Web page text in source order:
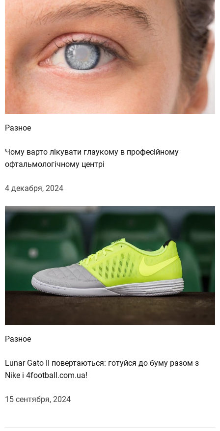
Разное
Чому варто лікувати глаукому в професійному
офтальмологічному центрі
4 декабря, 2024
Разное
Lunar Gato II повертаються: готуйся до буму разом з
Nike і 4football.com.ua!
15 сентября, 2024